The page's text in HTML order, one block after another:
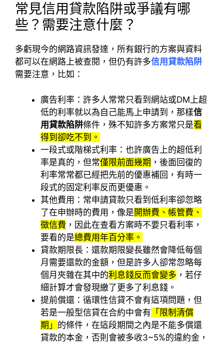
常見信用貸款陷阱或爭議有哪
些？需要注意什麼？
多虧現今的網路資訊發達，所有銀行的方案與資料
都可以在網路上被查閱，但仍有許多信用貸款陷阱
需要注意，比如：
廣告利率：許多人常常只看到網站或DM上超
低的利率就以為自己能馬上申請到，那樣信
用貸款陷阱條件，殊不知許多方案常只是看
得到卻吃不到。
一段式或階梯式利率：也許廣告上的超低利
率是真的，但常僅限前面幾期 ，後面回復的
利率常常都已經把先前的優惠補回，有時一
段式的固定利率反而更優惠。
其他費用：常申請貸款只看到低利率卻忽略
了在申辦時的費用，像是開辦費、帳管費、
徵信費 ，因此在查看方案時不要只看利率，
要看的是總費用年百分率。
貸款期限長：還款期限變長雖然會降低每個
月需要還款的金額，但是許多人卻常忽略每
個月夾雜在其中的利息錢反而會變多 ，若仔
細計算才會發現繳了更多了利息錢。
提前償還：循環性信貸不會有這項問題，但
若是一般型信貸在合約中會有 「限制清償
期」 的條件，在這段期間之內是不能多償還
貸款的本金，否則會被多收3~5%的違約金，